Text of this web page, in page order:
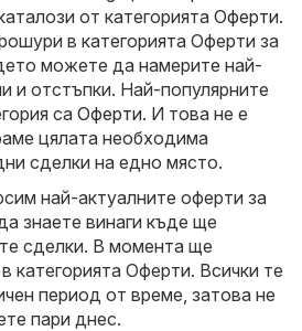
от категорията Оферти.
в категорията Оферти за
можете да намерите най-
и отстъпки. Най-популярните
са Оферти. И това не е
цялата необходима
сделки на едно място.
най-актуалните оферти за
знаете винаги къде ще
сделки. В момента ще
категорията Оферти. Всички те
период от време, затова не
пари днес.